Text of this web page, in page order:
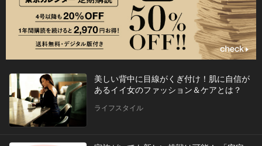
美しい背中に目線がくぎ付け！肌に自信が
あるイイ女のファッション＆ケアとは？
ライフスタイル